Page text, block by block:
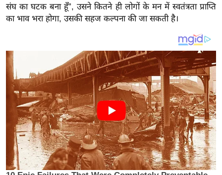
ज
ट
क्रि
के
ट
I
L
2
0
2
संघ का घटक बना हूँ”, उसने कितने ही लोगों के मन में स्वतंत्रता प्राप्ति
का भाव भरा होगा, उसकी सहज कल्पना की जा सकती है।